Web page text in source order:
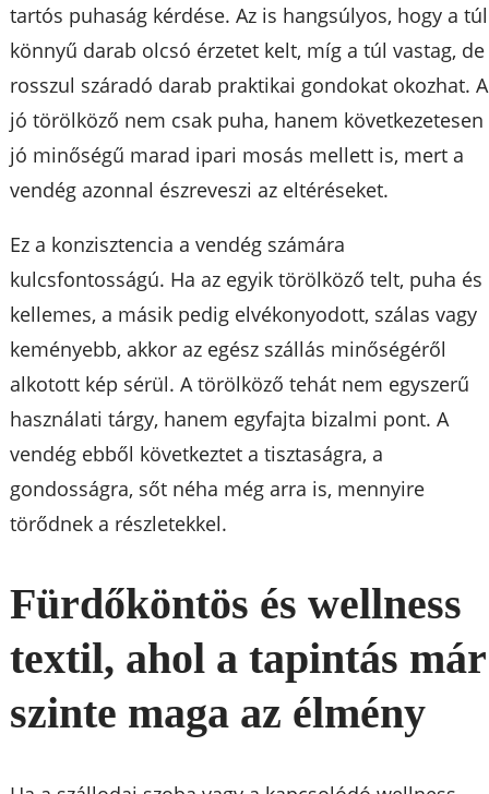
tartós puhaság kérdése. Az is hangsúlyos, hogy a túl
könnyű darab olcsó érzetet kelt, míg a túl vastag, de
rosszul száradó darab praktikai gondokat okozhat. A
jó törölköző nem csak puha, hanem következetesen
jó minőségű marad ipari mosás mellett is, mert a
vendég azonnal észreveszi az eltéréseket.
Ez a konzisztencia a vendég számára
kulcsfontosságú. Ha az egyik törölköző telt, puha és
kellemes, a másik pedig elvékonyodott, szálas vagy
keményebb, akkor az egész szállás minőségéről
alkotott kép sérül. A törölköző tehát nem egyszerű
használati tárgy, hanem egyfajta bizalmi pont. A
vendég ebből következtet a tisztaságra, a
gondosságra, sőt néha még arra is, mennyire
törődnek a részletekkel.
Fürdőköntös és wellness
textil, ahol a tapintás már
szinte maga az élmény